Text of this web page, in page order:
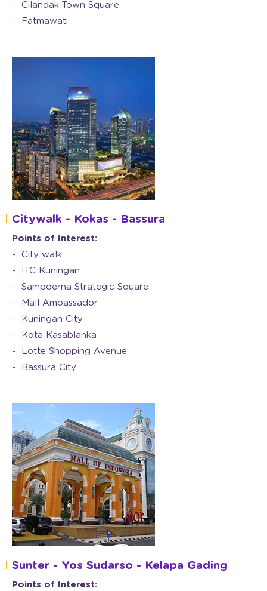
Cilandak Town Square
Fatmawati
Citywalk - Kokas - Bassura
Points of Interest:
City walk
ITC Kuningan
Sampoerna Strategic Square
Mall Ambassador
Kuningan City
Kota Kasablanka
Lotte Shopping Avenue
Bassura City
Sunter - Yos Sudarso - Kelapa Gading
Points of Interest: